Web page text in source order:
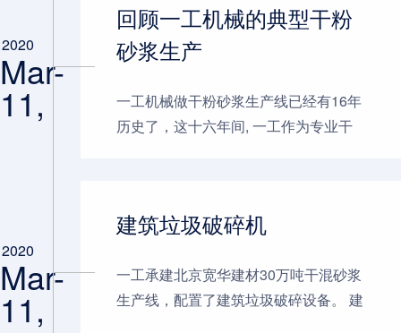
2020
Mar-
11,
回顾一工机械的典型干粉
砂浆生产
一工机械做干粉砂浆生产线已经有16年
历史了，这十六年间, 一工作为专业干
2020
Mar-
11,
建筑垃圾破碎机
一工承建北京宽华建材30万吨干混砂浆
生产线，配置了建筑垃圾破碎设备。 建